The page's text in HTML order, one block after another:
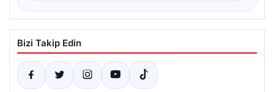
Bizi Takip Edin